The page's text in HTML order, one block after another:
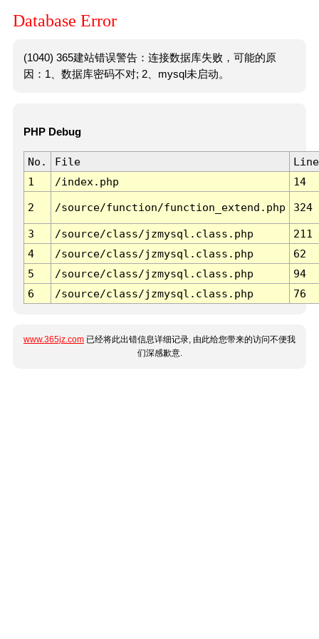
Database Error
(1040) 365建站错误警告：连接数据库失败，可能的原
因：1、数据库密码不对; 2、mysql未启动。
PHP Debug
No. File
Line
1
/index.php 14
2 /source/function/function_extend.php 324
3 /source/class/jzmysql.class.php
211
4
/source/class/jzmysql.class.php
62
5
/source/class/jzmysql.class.php
94
6
/source/class/jzmysql.class.php 76
www.365jz.com 已经将此出错信息详细记录, 由此给您带来的访问不便我
们深感歉意.